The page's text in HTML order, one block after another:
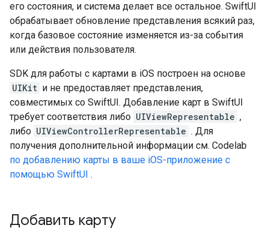
его состояния, и система делает все остальное. SwiftUI
обрабатывает обновление представления всякий раз,
когда базовое состояние изменяется из-за события
или действия пользователя.
SDK для работы с картами в iOS построен на основе
UIKit и не предоставляет представления,
совместимых со SwiftUI. Добавление карт в SwiftUI
требует соответствия либо UIViewRepresentable ,
либо UIViewControllerRepresentable . Для
получения дополнительной информации см. Codelab
по добавлению карты в ваше iOS-приложение с
помощью SwiftUI .
Добавить карту